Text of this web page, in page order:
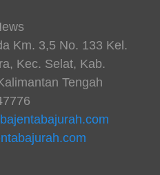
Km. 3,5 No. 133 Kel.
Kec. Selat, Kab.
Tengah